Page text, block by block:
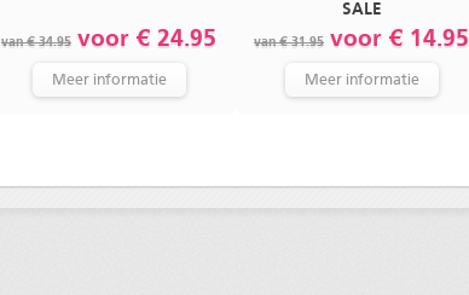
van € 34.95 voor € 24.95
Meer informatie
SALE
van € 31.95 voor € 14.95
Meer informatie